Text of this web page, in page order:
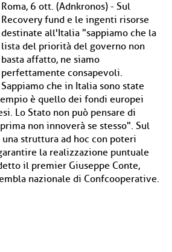
Roma, 6 ott. (Adnkronos) - Sul
Recovery fund e le ingenti risorse
destinate all'Italia "sappiamo che la
lista del priorità del governo non
basta affatto, ne siamo
perfettamente consapevoli.
Sappiamo che in Italia sono state
è quello dei fondi europei
Lo Stato non può pensare di
non innoverà se stesso". Sul
struttura ad hoc con poteri
la realizzazione puntuale
il premier Giuseppe Conte,
nazionale di Confcooperative.